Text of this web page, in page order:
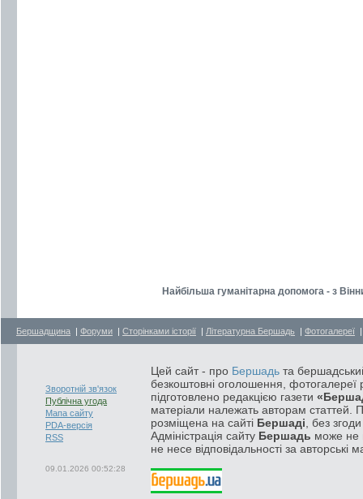
Найбільша гуманітарна допомога - з
Бершадщина | Форуми | Сторінками історії | Літературна Бершадь | Фотогалереї
Зворотній зв'язок
Публічна угода
Мапа сайту
PDA-версія
RSS
09.01.2026 00:52:28
Цей сайт - про Бершадь та
безкоштовні оголошення, фотогалереї
підготовлено редакцією газети
матеріали належать авторам статтей.
розміщена на сайті Бершаді , без
Адміністрація сайту Бершадь може не
не несе відповідальності за авторські